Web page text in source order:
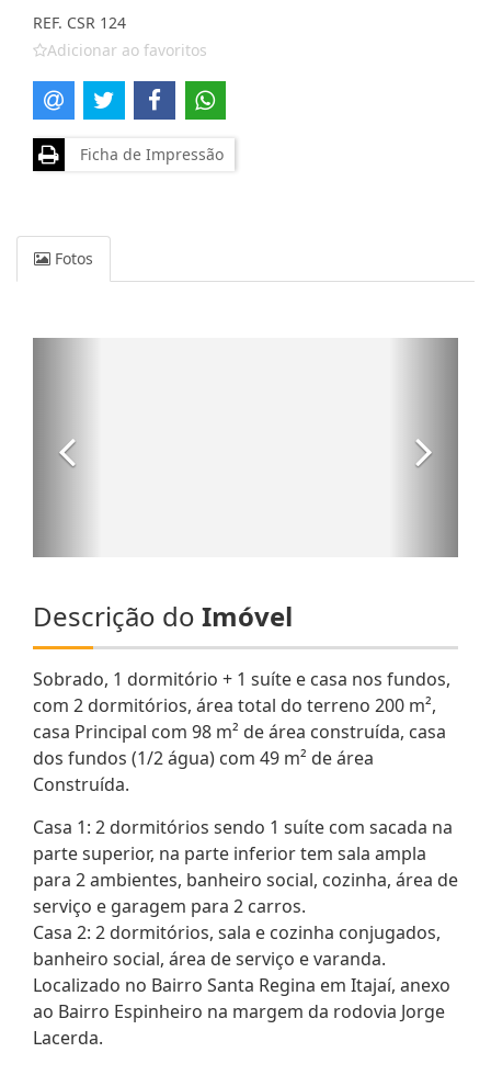
REF. CSR 124
Adicionar ao favoritos
Ficha de Impressão
Fotos
Descrição do Imóvel
Sobrado, 1 dormitório + 1 suíte e casa nos fundos,
com 2 dormitórios, área total do terreno 200 m²,
casa Principal com 98 m² de área construída, casa
dos fundos (1/2 água) com 49 m² de área
Construída.
Casa 1: 2 dormitórios sendo 1 suíte com sacada na
parte superior, na parte inferior tem sala ampla
para 2 ambientes, banheiro social, cozinha, área de
serviço e garagem para 2 carros.
Casa 2: 2 dormitórios, sala e cozinha conjugados,
banheiro social, área de serviço e varanda.
Localizado no Bairro Santa Regina em Itajaí, anexo
ao Bairro Espinheiro na margem da rodovia Jorge
Lacerda.